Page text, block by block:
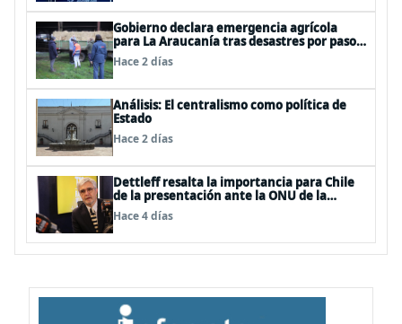
Gobierno declara emergencia agrícola
para La Araucanía tras desastres por pasos
de sistemas frontales
Hace 2 días
Análisis: El centralismo como política de
Estado
Hace 2 días
Dettleff resalta la importancia para Chile
de la presentación ante la ONU de la
Plataforma Continental Extendida del
Archipiélago Juan Fernández
Hace 4 días